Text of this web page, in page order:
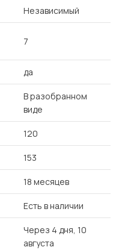
Независимый
7
да
В разобранном
виде
120
153
18 месяцев
Есть в наличии
Через 4 дня, 10
августа